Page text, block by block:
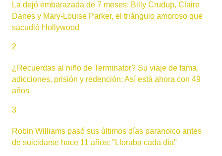
La dejó embarazada de 7 meses: Billy Crudup, Claire
Danes y Mary-Louise Parker, el triángulo amoroso que
sacudió Hollywood
2
¿Recuerdas al niño de Terminator? Su viaje de fama,
adicciones, prisión y redención: Así está ahora con 49
años
3
Robin Williams pasó sus últimos días paranoico antes
de suicidarse hace 11 años: "Lloraba cada día"